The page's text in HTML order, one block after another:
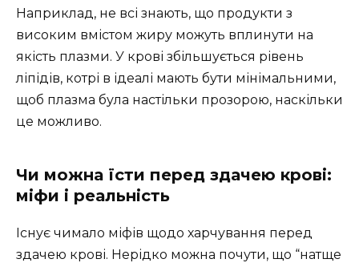
Наприклад, не всі знають, що продукти з
високим вмістом жиру можуть вплинути на
якість плазми. У крові збільшується рівень
ліпідів, котрі в ідеалі мають бути мінімальними,
щоб плазма була настільки прозорою, наскільки
це можливо.
Чи можна їсти перед здачею крові:
міфи і реальність
Існує чимало міфів щодо харчування перед
здачею крові. Нерідко можна почути, що “натще